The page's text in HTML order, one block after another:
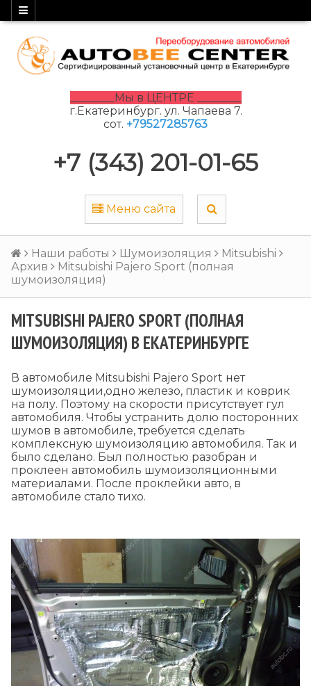
________Мы в ЦЕНТРЕ ________
г.Екатеринбург. ул. Чапаева 7.
сот. +79527285763
+7 (343) 201-01-65
Меню сайта
Наши работы Шумоизоляция
Mitsubishi
Архив
Mitsubishi Pajero Sport (полная
шумоизоляция)
MITSUBISHI PAJERO SPORT (ПОЛНАЯ
ШУМОИЗОЛЯЦИЯ) В ЕКАТЕРИНБУРГЕ
В автомобиле Mitsubishi Pajero Sport нет
шумоизоляции,одно железо, пластик и коврик
на полу. Поэтому на скорости присутствует гул
автомобиля. Чтобы устранить долю посторонних
шумов в автомобиле, требуется сделать
комплексную шумоизоляцию автомобиля. Так и
было сделано. Был полностью разобран и
проклеен автомобиль шумоизоляционными
материалами. После проклейки авто, в
автомобиле стало тихо.